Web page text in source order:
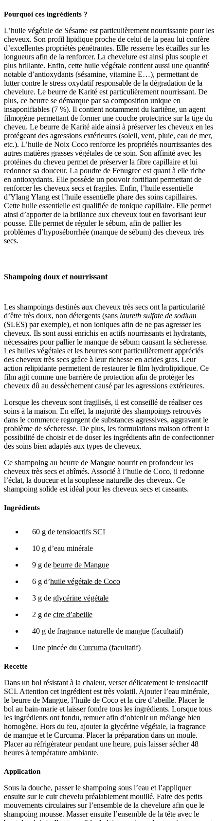
Pourquoi ces ingrédients ?
L’huile végétale de Sésame est particulièrement nourrissante pour les
cheveux. Son profil lipidique proche de celui de la peau lui confère
d’excellentes propriétés pénétrantes. Elle resserre les écailles sur les
longueurs afin de la renforcer. La chevelure est ainsi plus souple et
plus brillante. Enfin, cette huile végétale contient aussi une quantité
notable d’antioxydants (sésamine, vitamine E…), permettant de
lutter contre le stress oxydatif responsable de la dégradation de la
chevelure. Le beurre de Karité est particulièrement nourrissant. De
plus, ce beurre se démarque par sa composition unique en
insaponifiables (7 %). Il contient notamment du karitène, un agent
filmogène permettant de former une couche protectrice sur la tige du
cheveu. Le beurre de Karité aide ainsi à préserver les cheveux en les
protégeant des agressions extérieures (soleil, vent, pluie, eau de mer,
etc.). L’huile de Noix Coco renforce les propriétés nourrissantes des
autres matières grasses végétales de ce soin. Son affinité avec les
protéines du cheveu permet de préserver la fibre capillaire et lui
redonner sa douceur. La poudre de Fenugrec est quant à elle riche
en antioxydants. Elle possède un pouvoir fortifiant permettant de
renforcer les cheveux secs et fragiles. Enfin, l’huile essentielle
d’Ylang Ylang est l’huile essentielle phare des soins capillaires.
Cette huile essentielle est qualifiée de tonique capillaire. Elle permet
ainsi d’apporter de la brillance aux cheveux tout en favorisant leur
pousse. Elle permet de réguler le sébum, afin de pallier les
problèmes d’hyposéborrhée (manque de sébum) des cheveux très
secs.
Shampoing doux et nourrissant
Les shampoings destinés aux cheveux très secs ont la particularité
d’être très doux, non détergents (sans laureth sulfate de sodium
(SLES) par exemple), et non ioniques afin de ne pas agresser les
cheveux. Ils sont aussi enrichis en actifs nourrissants et hydratants,
nécessaires pour pallier le manque de sébum causant la sécheresse.
Les huiles végétales et les beurres sont particulièrement appréciés
des cheveux très secs grâce à leur richesse en acides gras. Leur
action relipidante permettent de restaurer le film hydrolipidique. Ce
film agit comme une barrière de protection afin de protéger les
cheveux dû au dessèchement causé par les agressions extérieures.
Lorsque les cheveux sont fragilisés, il est conseillé de réaliser ces
soins à la maison. En effet, la majorité des shampoings retrouvés
dans le commerce regorgent de substances agressives, aggravant le
problème de sécheresse. De plus, les formulations maison offrent la
possibilité de choisir et de doser les ingrédients afin de confectionner
des soins bien adaptés aux types de cheveux.
Ce shampoing au beurre de Mangue nourrit en profondeur les
cheveux très secs et abîmés. Associé à l’huile de Coco, il redonne
l’éclat, la douceur et la souplesse naturelle des cheveux. Ce
shampoing solide est idéal pour les cheveux secs et cassants.
Ingrédients
60 g de tensioactifs SCI
10 g d’eau minérale
9 g de beurre de Mangue
6 g d’huile végétale de Coco
3 g de glycérine végétale
2 g de cire d’abeille
40 g de fragrance naturelle de mangue (facultatif)
Une pincée du Curcuma (facultatif)
Recette
Dans un bol résistant à la chaleur, verser délicatement le tensioactif
SCI. Attention cet ingrédient est très volatil. Ajouter l’eau minérale,
le beurre de Mangue, l’huile de Coco et la cire d’abeille. Placer le
bol au bain-marie et laisser fondre tous les ingrédients. Lorsque tous
les ingrédients ont fondu, remuer afin d’obtenir un mélange bien
homogène. Hors du feu, ajouter la glycérine végétale, la fragrance
de mangue et le Curcuma. Placer la préparation dans un moule.
Placer au réfrigérateur pendant une heure, puis laisser sécher 48
heures à température ambiante.
Application
Sous la douche, passer le shampoing sous l’eau et l’appliquer
ensuite sur le cuir chevelu préalablement mouillé. Faire des petits
mouvements circulaires sur l’ensemble de la chevelure afin que le
shampoing mousse. Masser ensuite l’ensemble de la tête avec le